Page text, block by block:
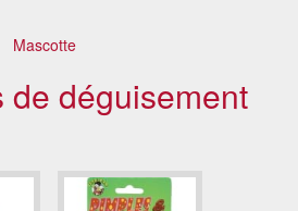
Mascotte
de déguisement